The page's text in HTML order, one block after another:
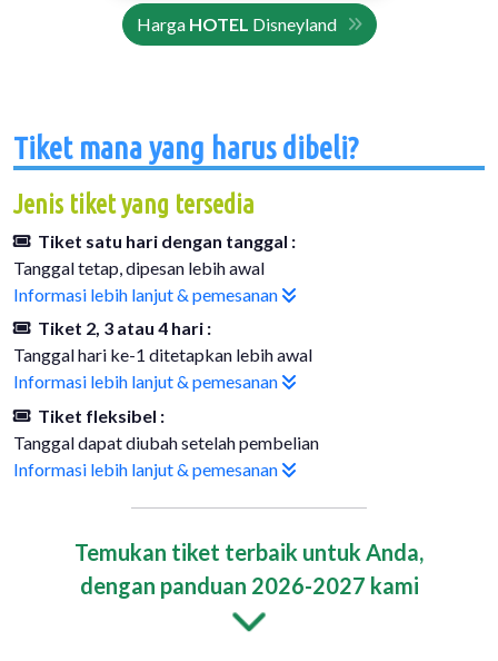
Harga HOTEL Disneyland
Tiket mana yang harus dibeli?
Jenis tiket yang tersedia
Tiket satu hari dengan tanggal :
Tanggal tetap, dipesan lebih awal
Informasi lebih lanjut & pemesanan
Tiket 2, 3 atau 4 hari :
Tanggal hari ke-1 ditetapkan lebih awal
Informasi lebih lanjut & pemesanan
Tiket fleksibel :
Tanggal dapat diubah setelah pembelian
Informasi lebih lanjut & pemesanan
Temukan tiket terbaik untuk Anda,
dengan panduan 2026-2027 kami